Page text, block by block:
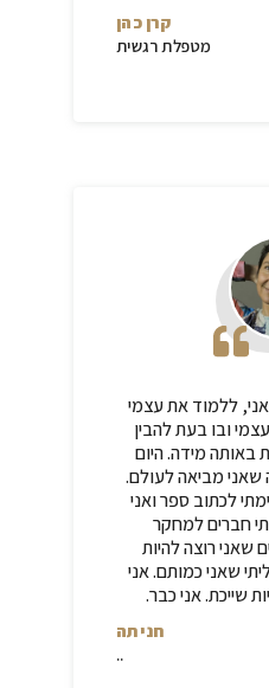
קרן כהן
מטפלת רגשית
ללמוד את עצמי
ובו בעת להבין
באותה מידה. היום
שאני מביאה לעולם.
לכתוב ספר ואני
חברים למחקר
שאני רוצה להיות
שאני כמותם. אני
שייכת. אני כבר.
חניתה
..